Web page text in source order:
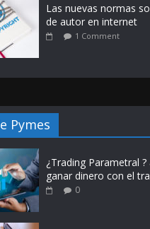
Las nuevas normas
de autor en internet
1 Comment
Pymes
¿Trading Parametral ?
ganar dinero con el
0